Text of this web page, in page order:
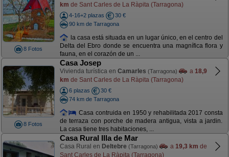
8 Fotos
km de Sant Carles de La Ràpita (Tarragona)
4-16+2 plazas
30 €
90 km de Tarragona
la casa está situada en un lugar único, en el centro del
Delta del Ebro donde se encuentra una magnífica flora y
fauna, en el corazón de un ...
8 Fotos
Casa Josep
Vivienda turística en Camarles (Tarragona) a 18,9
km de Sant Carles de La Ràpita (Tarragona)
6 plazas
30 €
74 km de Tarragona
Casa contruida en 1950 y rehabilitada 2017 consta
de terraza con porche de madera antigua, vista a jardin.
La casa tiene tres habitaciones, ...
Casa Rural Illa de Mar
Casa Rural en Deltebre (Tarragona) a 19,3 km de
Sant Carles de La Ràpita (Tarragona)